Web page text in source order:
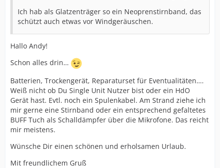
Ich hab als Glatzenträger so ein Neoprenstirnband, das
schützt auch etwas vor Windgeräuschen.
Hallo Andy!
Schon alles drin…
Batterien, Trockengerät, Reparaturset für Eventualitäten….
Weiß nicht ob Du Single Unit Nutzer bist oder ein HdO
Gerät hast. Evtl. noch ein Spulenkabel. Am Strand ziehe ich
mir gerne eine Stirnband oder ein entsprechend gefaltetes
BUFF Tuch als Schalldämpfer über die Mikrofone. Das reicht
mir meistens.
Wünsche Dir einen schönen und erholsamen Urlaub.
Mit freundlichem Gruß